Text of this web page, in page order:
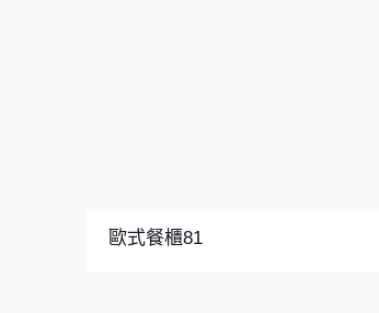
歐式餐櫃81